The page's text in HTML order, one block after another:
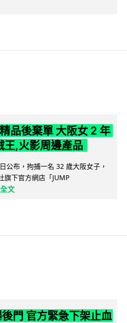
品後棄單 大阪女 2 年
王,火影周邊產品
公布，拘捕一名 32 歲大阪女子，
旗下官方網店「JUMP
文
門 官方緊急下架止血